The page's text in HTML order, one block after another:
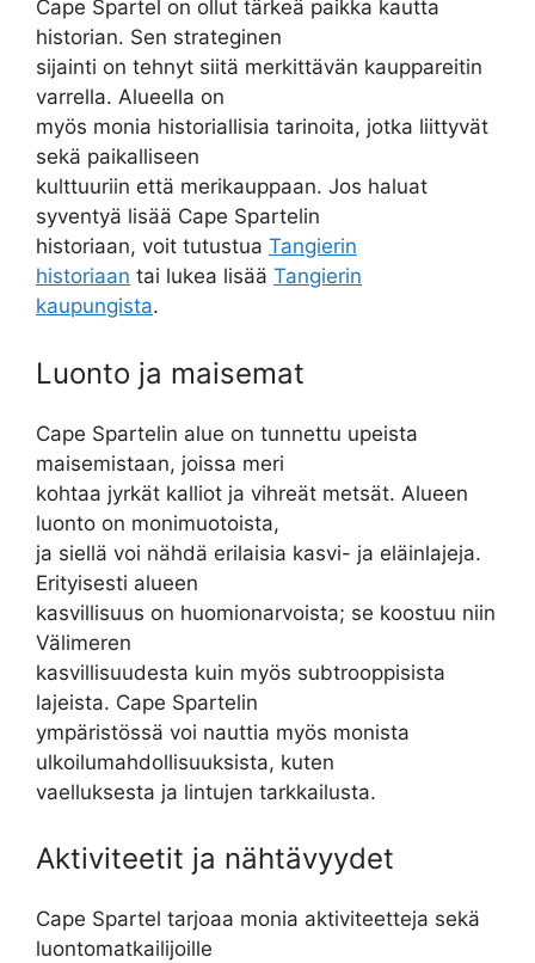
Cape Spartel on ollut tärkeä paikka kautta
historian. Sen strateginen
sijainti on tehnyt siitä merkittävän kauppareitin
varrella. Alueella on
myös monia historiallisia tarinoita, jotka liittyvät
sekä paikalliseen
kulttuuriin että merikauppaan. Jos haluat
syventyä lisää Cape Spartelin
historiaan, voit tutustua Tangierin
historiaan tai lukea lisää Tangierin
kaupungista.
Luonto ja maisemat
Cape Spartelin alue on tunnettu upeista
maisemistaan, joissa meri
kohtaa jyrkät kalliot ja vihreät metsät. Alueen
luonto on monimuotoista,
ja siellä voi nähdä erilaisia kasvi- ja eläinlajeja.
Erityisesti alueen
kasvillisuus on huomionarvoista; se koostuu niin
Välimeren
kasvillisuudesta kuin myös subtrooppisista
lajeista. Cape Spartelin
ympäristössä voi nauttia myös monista
ulkoilumahdollisuuksista, kuten
vaelluksesta ja lintujen tarkkailusta.
Aktiviteetit ja nähtävyydet
Cape Spartel tarjoaa monia aktiviteetteja sekä
luontomatkailijoille